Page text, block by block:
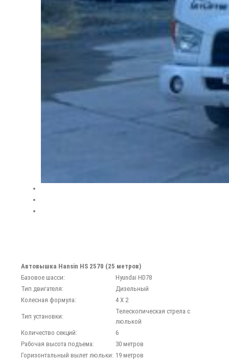
Автовышка Hansin HS 2570 (25 метров)
Базовое шасси:
Hyundai HD78
Тип двигателя:
Дизельный
Колесная формула:
4 Х 2
Тип установки:
Телескопическая стрела с
люлькой
Количество секций:
6
Рабочая высота подъема:
30 метров
Горизонтальный вылет люльки: 19 метров